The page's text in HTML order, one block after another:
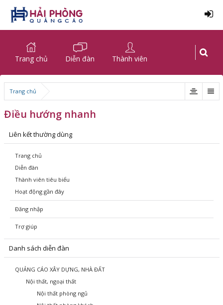
Trang chủ
Điều hướng nhanh
Liên kết thường dùng
Trang chủ
Diễn đàn
Thành viên tiêu biểu
Hoạt động gần đây
Đăng nhập
Trợ giúp
Danh sách diễn đàn
QUẢNG CÁO XÂY DỰNG, NHÀ ĐẤT
Nội thất, ngoại thất
Nội thất phòng ngủ
Trang chủ Diễn đàn Thành viên